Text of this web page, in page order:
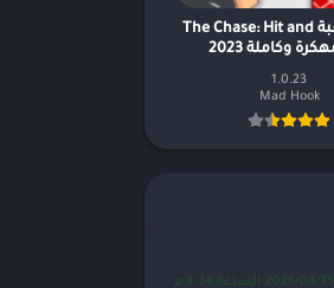
تحميل لعبة The Chase: Hit and
1.0.23
Mad Hook
2026/04/15 الساعة 4:34 م